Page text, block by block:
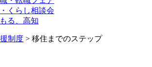
くらし相談会
る、高知
制度 > 移住までのステップ